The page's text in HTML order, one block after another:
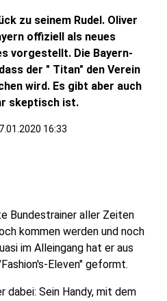
zu seinem Rudel. Oliver
offiziell als neues
vorgestellt. Die Bayern-
der " Titan" den Verein
wird. Es gibt aber auch
skeptisch ist.
16:33
Bundestrainer aller Zeiten
kommen werden und noch
im Alleingang hat er aus
Eleven" geformt.
Sein Handy, mit dem